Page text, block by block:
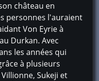
château en
personnes l'auraient
Von Eyrie à
Durkan. Avec
les années qui
à plusieurs
Sukeji et